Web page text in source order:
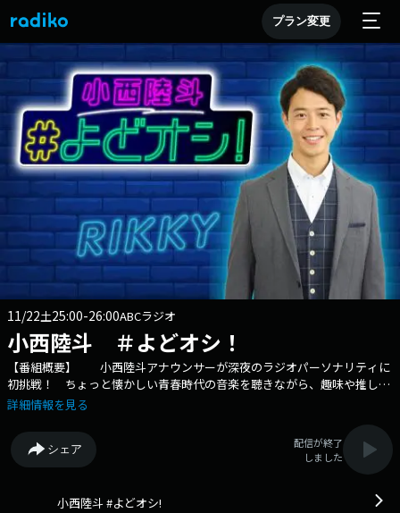
プラン変更
11/22土25:00-26:00ABCラジオ
小西陸斗 ＃よどオシ！
【番組概要】 小西陸斗アナウンサーが深夜のラジオパーソナリティに
初挑戦！ ちょっと懐かしい青春時代の音楽を聴きながら、趣味や推し活
の参考になる話題も。 テレビでは魅せない一面をラジオでお届け。 就
今、この時まで」同じ瞬間をシェア、週末・土曜の夜は、小西陸斗と”よ
どオシ”過ごしませんか？ Ｘアカウント：@rikky_yodooshi Ｘ
ハッシュタグ： #よどオシ メールアドレス：rikky@abc1008.com
詳細情報を見る
シェア
配信が終了
しました
小西陸斗 #よどオシ!